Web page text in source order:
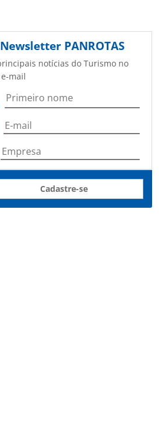
Newsletter PANROTAS
notícias do Turismo no
mail
Cadastre-se